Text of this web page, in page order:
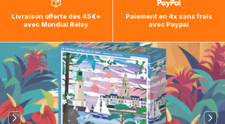
Livraison offerte dès 45€*
avec Mondial Relay
Paiement en 4x sans frais
avec Paypal